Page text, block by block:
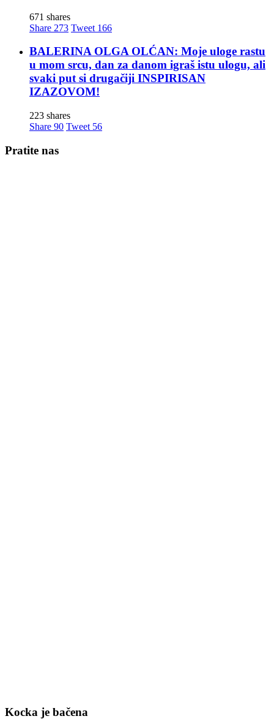
671 shares
Share 273 Tweet 166
BALERINA OLGA OLĆAN: Moje uloge rastu
u mom srcu, dan za danom igraš istu ulogu, ali
svaki put si drugačiji INSPIRISAN
IZAZOVOM!
223 shares
Share 90 Tweet 56
Pratite nas
Kocka je bačena